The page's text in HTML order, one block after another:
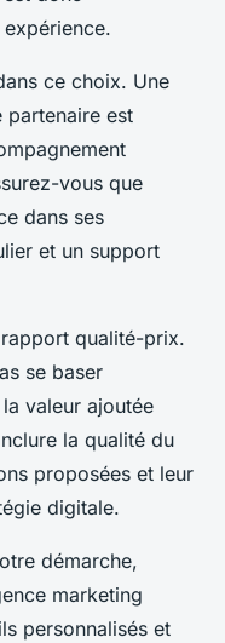
ce choix. Une
est
vous que
dans ses
et un support
rapport qualité-prix.
se baser
valeur ajoutée
la qualité du
proposées et leur
digitale.
démarche,
marketing
personnalisés et